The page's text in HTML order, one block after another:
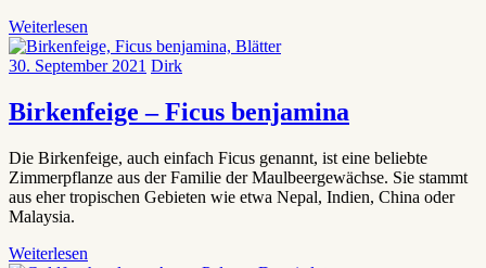
Weiterlesen
30. September 2021 Dirk
Birkenfeige – Ficus benjamina
Die Birkenfeige, auch einfach Ficus genannt, ist eine beliebte
Zimmerpflanze aus der Familie der Maulbeergewächse. Sie stammt
aus eher tropischen Gebieten wie etwa Nepal, Indien, China oder
Malaysia.
Weiterlesen